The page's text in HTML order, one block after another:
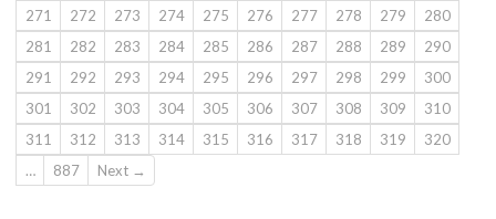
271
272 273 274 275 276 277 278 279
280
281
282 283 284 285 286 287 288 289
290
291
292 293 294 295 296 297 298 299
300
301
302 303 304 305 306 307 308 309
310
311
312 313 314 315 316 317 318 319
320
…
887 Next →